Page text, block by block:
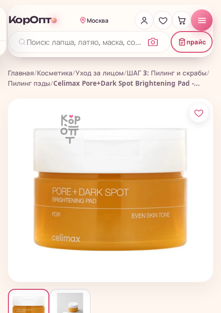
КорОпт Москва
прайс
Главная/Косметика/Уход за лицом/ШАГ 3: Пилинг и скрабы/
Пилинг пэды/Celimax Pore+Dark Spot Brightening Pad -...